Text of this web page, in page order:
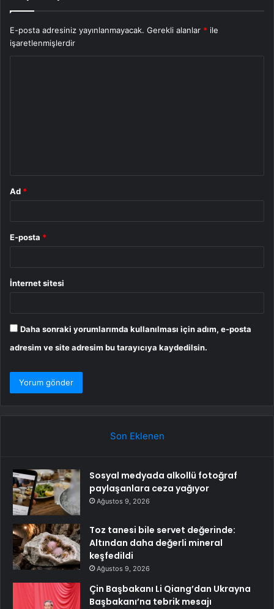
E-posta adresiniz yayınlanmayacak. Gerekli alanlar * ile
işaretlenmişlerdir
Ad *
E-posta *
İnternet sitesi
Daha sonraki yorumlarımda kullanılması için adım, e-posta
adresim ve site adresim bu tarayıcıya kaydedilsin.
Son Eklenen
Sosyal medyada alkollü fotoğraf
paylaşanlara ceza yağıyor
Ağustos 9, 2026
Toz tanesi bile servet değerinde:
Altından daha değerli mineral
keşfedildi
Ağustos 9, 2026
Çin Başbakanı Li Qiang’dan Ukrayna
Başbakanı’na tebrik mesajı